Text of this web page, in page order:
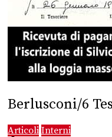
Berlusconi/6
Articoli Interni